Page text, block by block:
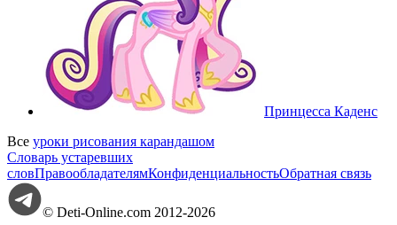
Принцесса Каденс
Все уроки рисования карандашом
Словарь устаревших
словПравообладателямКонфиденциальностьОбратная связь
© Deti-Online.com 2012-2026